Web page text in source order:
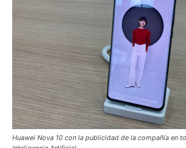
Huawei Nova 10 con la publicidad de la compañía en